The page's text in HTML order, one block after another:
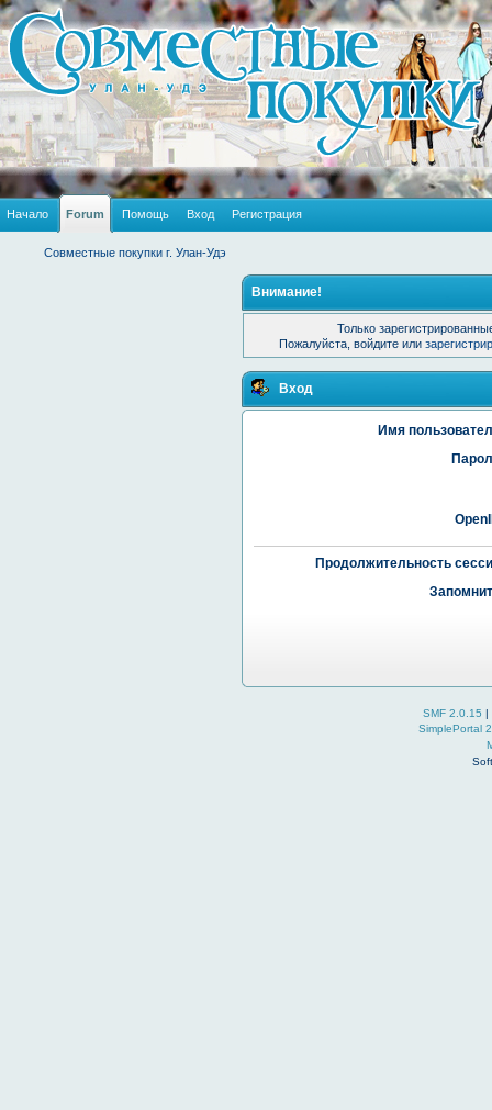
Начало Forum Помощь Вход Регистрация
Совместные покупки г. Улан-Удэ
Внимание!
Только
Пожалуйста, войдите или
Вход
Имя
Продолжительность
SMF 2.0.15 |
SimplePortal